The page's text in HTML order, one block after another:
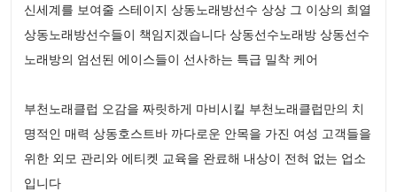
신세계를 보여줄 스테이지 상동노래방선수 상상 그 이상의 희열
상동노래방선수들이 책임지겠습니다 상동선수노래방 상동선수
노래방의 엄선된 에이스들이 선사하는 특급 밀착 케어
부천노래클럽 오감을 짜릿하게 마비시킬 부천노래클럽만의 치
명적인 매력 상동호스트바 까다로운 안목을 가진 여성 고객들을
위한 외모 관리와 에티켓 교육을 완료해 내상이 전혀 없는 업소
입니다